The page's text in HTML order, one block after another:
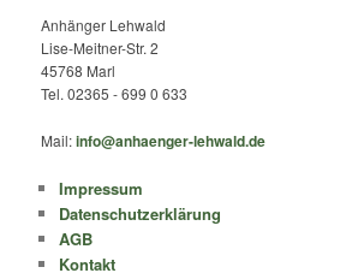
Anhänger Lehwald
Lise-Meitner-Str. 2
45768 Marl
Tel. 02365 - 699 0 633
Mail:info@anhaenger-lehwald.de
Impressum
Datenschutzerklärung
AGB
Kontakt